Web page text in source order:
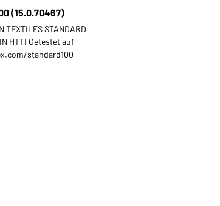
(15.0.70467)
TEXTILES STANDARD
HTTI Getestet auf
standard100